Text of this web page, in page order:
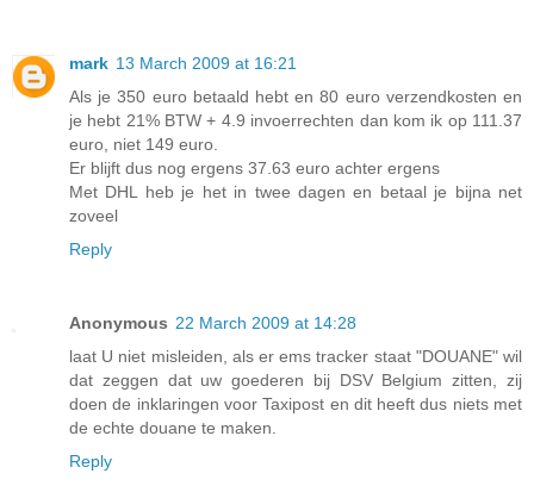
mark 13 March 2009 at 16:21
Als je 350 euro betaald hebt en 80 euro verzendkosten en
je hebt 21% BTW + 4.9 invoerrechten dan kom ik op 111.37
euro, niet 149 euro.
Er blijft dus nog ergens 37.63 euro achter ergens
Met DHL heb je het in twee dagen en betaal je bijna net
zoveel
Reply
Anonymous 22 March 2009 at 14:28
laat U niet misleiden, als er ems tracker staat "DOUANE" wil
dat zeggen dat uw goederen bij DSV Belgium zitten, zij
doen de inklaringen voor Taxipost en dit heeft dus niets met
de echte douane te maken.
Reply